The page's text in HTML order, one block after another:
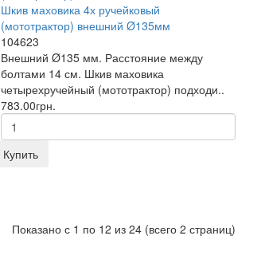
Шкив маховика 4х ручейковый
(мототрактор) внешний Ø135мм
104623
Внешний Ø135 мм. Расстояние между
болтами 14 см. Шкив маховика
четырехручейный (мототрактор) подходи..
783.00грн.
Купить
Показано с 1 по 12 из 24 (всего 2 страниц)